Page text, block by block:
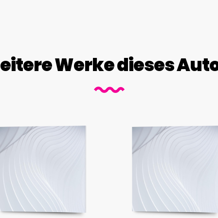
Werke dieses